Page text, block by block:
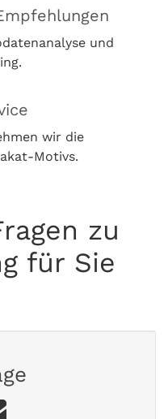
und
wir die
Motivs.
zu
für Sie